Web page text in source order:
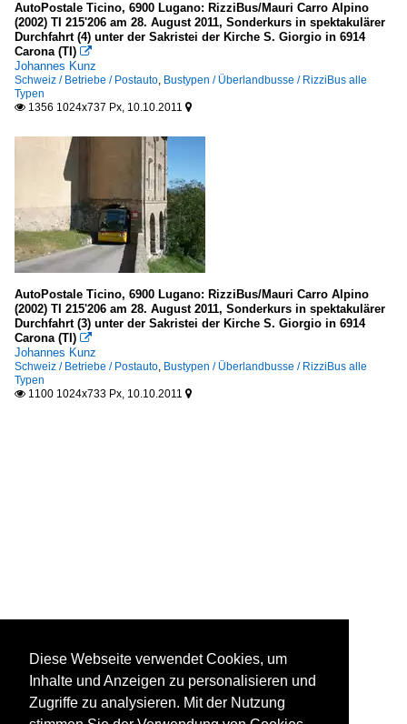
AutoPostale Ticino, 6900 Lugano: RizziBus/Mauri Carro Alpino
(2002) TI 215'206 am 28. August 2011, Sonderkurs in spektakulärer
Durchfahrt (4) unter der Sakristei der Kirche S. Giorgio in 6914
Carona (TI) 
Johannes Kunz
Schweiz / Betriebe / Postauto, Bustypen / Überlandbusse / RizziBus alle
Typen
 1356 1024x737 Px, 10.10.2011 
AutoPostale Ticino, 6900 Lugano: RizziBus/Mauri Carro Alpino
(2002) TI 215'206 am 28. August 2011, Sonderkurs in spektakulärer
Durchfahrt (3) unter der Sakristei der Kirche S. Giorgio in 6914
Carona (TI) 
Johannes Kunz
Schweiz / Betriebe / Postauto, Bustypen / Überlandbusse / RizziBus alle
Typen
 1100 1024x733 Px, 10.10.2011 
Diese Webseite verwendet Cookies, um
Inhalte und Anzeigen zu personalisieren und
Zugriffe zu analysieren. Mit der Nutzung